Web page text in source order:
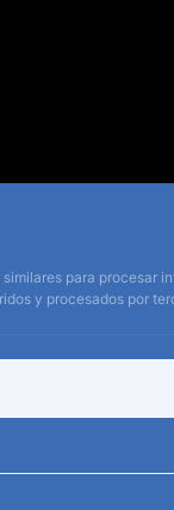
para procesar
y procesados por